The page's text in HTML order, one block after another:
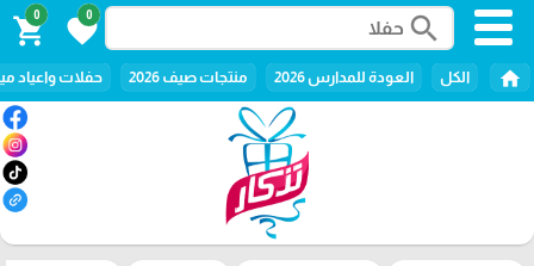
search
0
favorite
0
shopping_cart
home الكل العودة للمدارس 2026 منتجات صيف 2026 حفلات واعياد